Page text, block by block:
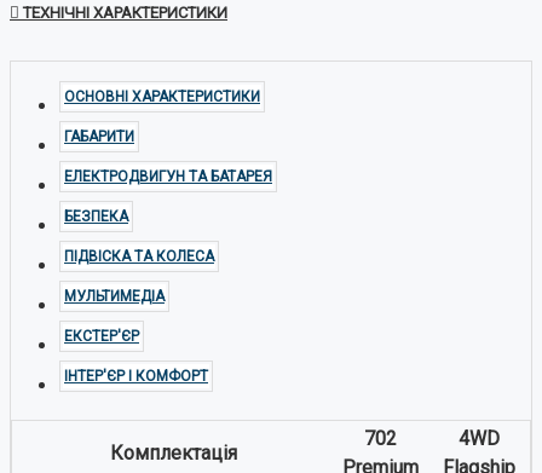
ТЕХНІЧНІ ХАРАКТЕРИСТИКИ
ОСНОВНІ ХАРАКТЕРИСТИКИ
ГАБАРИТИ
ЕЛЕКТРОДВИГУН ТА БАТАРЕЯ
БЕЗПЕКА
ПІДВІСКА ТА КОЛЕСА
МУЛЬТИМЕДІА
ЕКСТЕР'ЄР
ІНТЕР'ЄР І КОМФОРТ
Комплектація
702
Premium
4WD
Flagship